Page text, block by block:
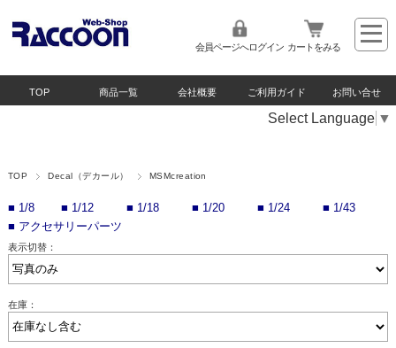
会員ページへログイン カートをみる
TOP 商品一覧 会社概要 ご利用ガイド お問い合せ
Select Language ▼
TOP Decal（デカール） MSMcreation
■ 1/8 ■ 1/12 ■ 1/18 ■ 1/20 ■ 1/24 ■ 1/43
■ アクセサリーパーツ
表示切替：
在庫：